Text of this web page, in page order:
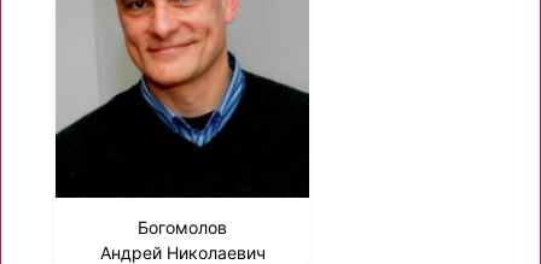
Богомолов
Андрей Николаевич